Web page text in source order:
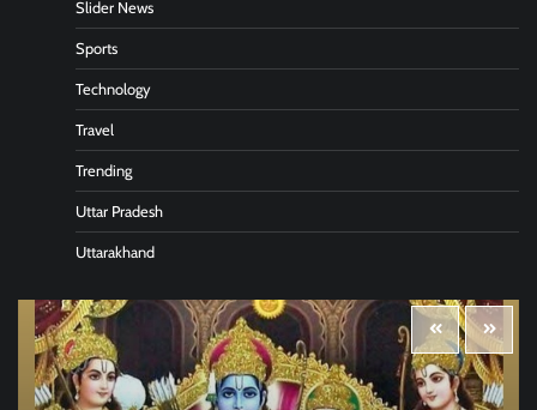
Slider News
Sports
Technology
Travel
Trending
Uttar Pradesh
Uttarakhand